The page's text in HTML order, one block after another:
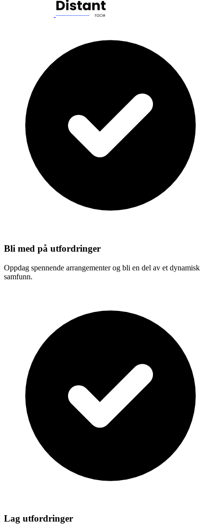
Bli med på utfordringer
Oppdag spennende arrangementer og bli en del av et dynamisk
samfunn.
Lag utfordringer